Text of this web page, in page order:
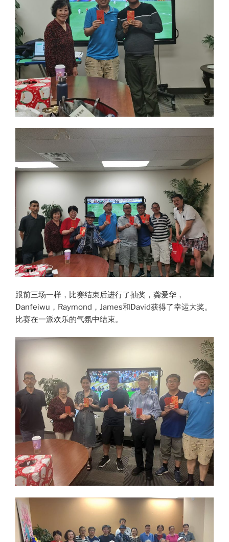
跟前三场一样，比赛结束后进行了抽奖，龚爱华，
Danfeiwu，Raymond，James和David获得了幸运大奖。
比赛在一派欢乐的气氛中结束。